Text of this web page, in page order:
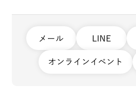
メール LINE
オンラインイベント